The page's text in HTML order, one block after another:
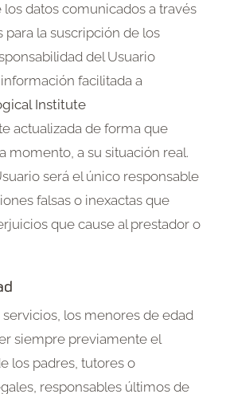
datos comunicados a través
para la suscripción de los
del Usuario
facilitada a
Institute
actualizada de forma que
momento, a su situación real.
será el único responsable
falsas o inexactas que
que cause al prestador o
servicios, los menores de edad
siempre previamente el
los padres, tutores o
responsables últimos de